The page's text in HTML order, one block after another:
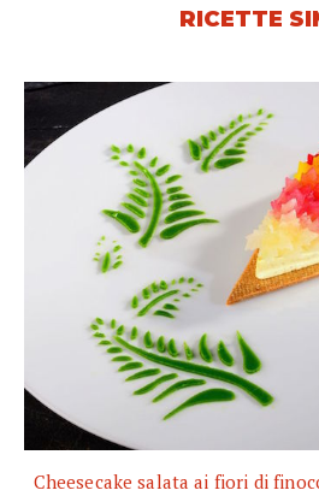
RICETTE
Cheesecake salata ai fiori di